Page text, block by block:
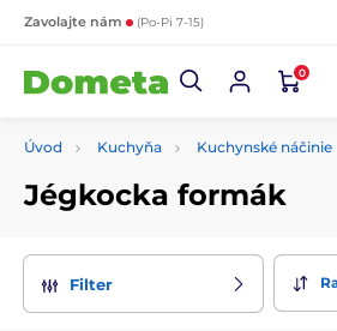
Zavolajte nám (Po-Pi 7-15)
0
Úvod Kuchyňa Kuchynské náčinie
Jégkocka formák
Filter